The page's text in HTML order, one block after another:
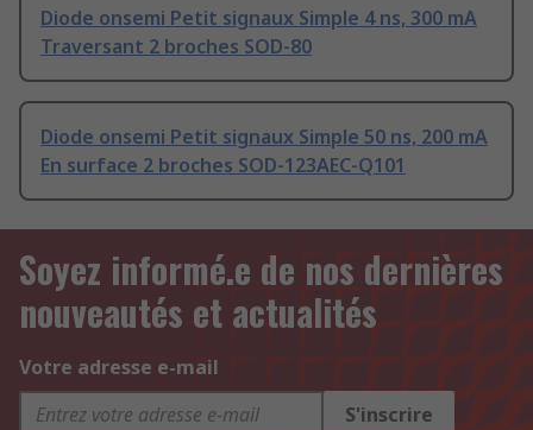
Diode onsemi Petit signaux Simple 4 ns, 300 mA
Traversant 2 broches SOD-80
Diode onsemi Petit signaux Simple 50 ns, 200 mA
En surface 2 broches SOD-123AEC-Q101
Soyez informé.e de nos dernières
nouveautés et actualités
Votre adresse e-mail
S'inscrire